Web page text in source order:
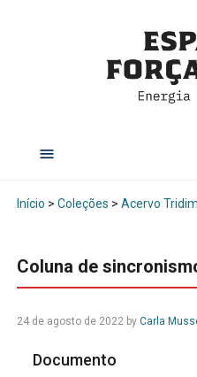
Início > Coleções > Acervo
Coluna de
24 de agosto de 2022by Carla
Documento